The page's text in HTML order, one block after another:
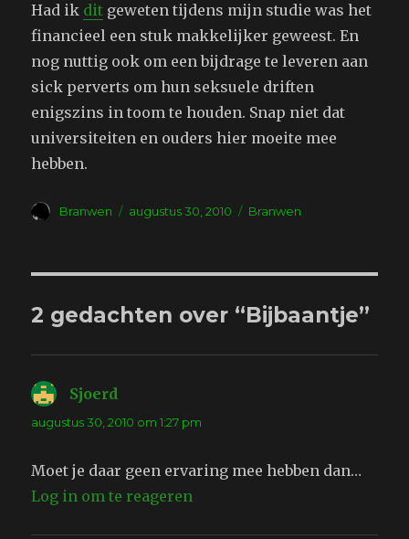
Had ik dit geweten tijdens mijn studie was het
financieel een stuk makkelijker geweest. En
nog nuttig ook om een bijdrage te leveren aan
sick perverts om hun seksuele driften
enigszins in toom te houden. Snap niet dat
universiteiten en ouders hier moeite mee
hebben.
Auteur
Branwen
Geplaatst
augustus 30, 2010 Tags
Branwen
2 gedachten over “Bijbaantje”
Sjoerd
augustus 30, 2010 om 1:27 pm
Moet je daar geen ervaring mee hebben dan…
Log in om te reageren